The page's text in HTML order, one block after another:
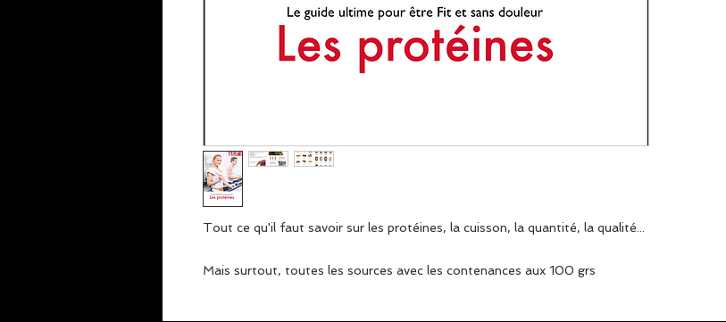
Tout ce qu'il faut savoir sur les protéines, la cuisson, la quantité, la qualité...
Mais surtout, toutes les sources avec les contenances aux 100 grs